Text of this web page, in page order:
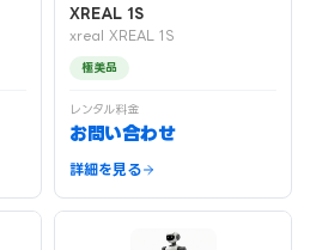
XREAL 1S
xreal XREAL 1S
極美品
レンタル料金
お問い合わせ
詳細を見る